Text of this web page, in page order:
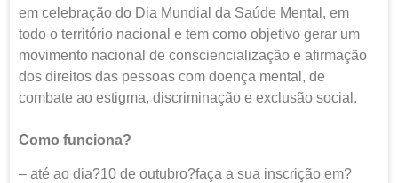
em celebração do Dia Mundial da Saúde Mental, em
todo o território nacional e tem como objetivo gerar um
movimento nacional de consciencialização e afirmação
dos direitos das pessoas com doença mental, de
combate ao estigma, discriminação e exclusão social.
Como funciona?
– até ao dia?10 de outubro?faça a sua inscrição em?